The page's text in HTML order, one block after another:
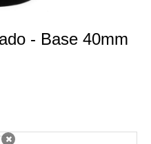
- Base 40mm